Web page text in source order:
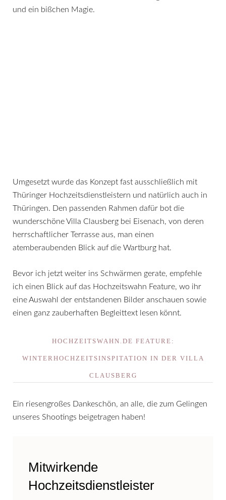
und ein bißchen Magie.
Umgesetzt wurde das Konzept fast ausschließlich mit
Thüringer Hochzeitsdienstleistern und natürlich auch in
Thüringen. Den passenden Rahmen dafür bot die
wunderschöne Villa Clausberg bei Eisenach, von deren
herrschaftlicher Terrasse aus, man einen
atemberaubenden Blick auf die Wartburg hat.
Bevor ich jetzt weiter ins Schwärmen gerate, empfehle
ich einen Blick auf das Hochzeitswahn Feature, wo ihr
eine Auswahl der entstandenen Bilder anschauen sowie
einen ganz zauberhaften Begleittext lesen könnt.
HOCHZEITSWAHN.DE FEATURE:
WINTERHOCHZEITSINSPITATION IN DER VILLA
CLAUSBERG
Ein riesengroßes Dankeschön, an alle, die zum Gelingen
unseres Shootings beigetragen haben!
Mitwirkende
Hochzeitsdienstleister